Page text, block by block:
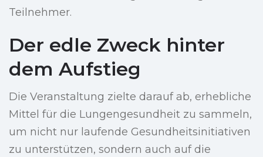
Teilnehmer.
Der edle Zweck hinter
dem Aufstieg
Die Veranstaltung zielte darauf ab, erhebliche
Mittel für die Lungengesundheit zu sammeln,
um nicht nur laufende Gesundheitsinitiativen
zu unterstützen, sondern auch auf die